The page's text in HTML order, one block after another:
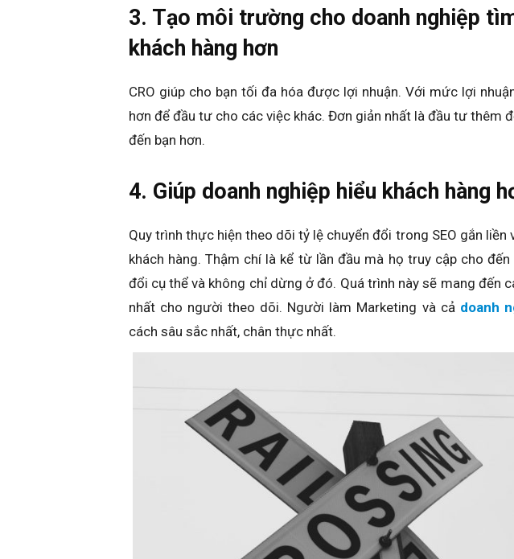
3. Tạo môi trường cho doanh nghiệp
khách hàng hơn
CRO giúp cho bạn tối đa hóa được lợi nhuận. Với mức lợi
hơn để đầu tư cho các việc khác. Đơn giản nhất là đầu tư thêm
đến bạn hơn.
4. Giúp doanh nghiệp hiểu khách hàng
Quy trình thực hiện theo dõi tỷ lệ chuyển đổi trong SEO gắn liền
khách hàng. Thậm chí là kể từ lần đầu mà họ truy cập cho
đổi cụ thể và không chỉ dừng ở đó. Quá trình này sẽ mang đến
nhất cho người theo dõi. Người làm Marketing và cả doanh
cách sâu sắc nhất, chân thực nhất.